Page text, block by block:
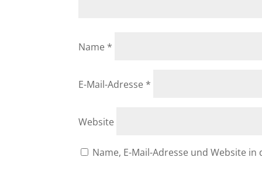
Name *
E-Mail-Adresse *
Website
Name, E-Mail-Adresse und Website